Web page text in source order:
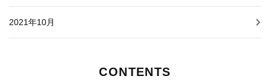
2021年10月
CONTENTS